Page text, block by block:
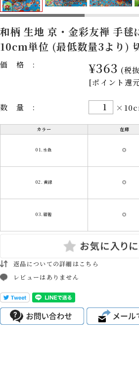
和柄 生地 京・金彩友禅 手毬
10cm単位 (最低数量3より)
価格: ¥363 (税
[ポイント還
数量:
カラー 在庫
01.水色 ◎
02.黄緑 ◎
03.紺碧 ◎
返品についての詳細はこちら
レビューはありません